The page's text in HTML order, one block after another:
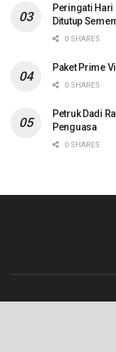
Peringati Hari
Ditutup
0 SHARES
Paket Prime
0 SHARES
Petruk Dadi
Penguasa
0 SHARES